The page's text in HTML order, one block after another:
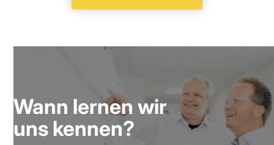
Wann lernen wir
uns kennen?